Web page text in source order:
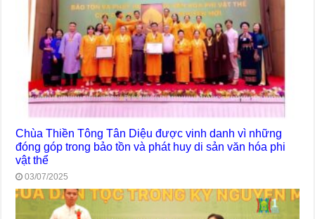
Chùa Thiền Tông Tân Diệu được vinh danh vì những
đóng góp trong bảo tồn và phát huy di sản văn hóa phi
vật thể
03/07/2025